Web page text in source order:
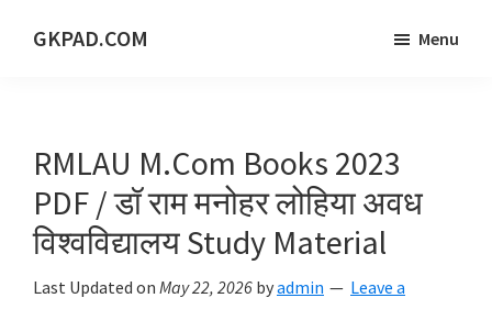
GKPAD.COM
PORTAL
Menu
RMLAU M.Com Books 2023
PDF / डॉ राम मनोहर लोहिया अवध
विश्वविद्यालय Study Material
Last Updated on May 22, 2026 byadmin
Leave a